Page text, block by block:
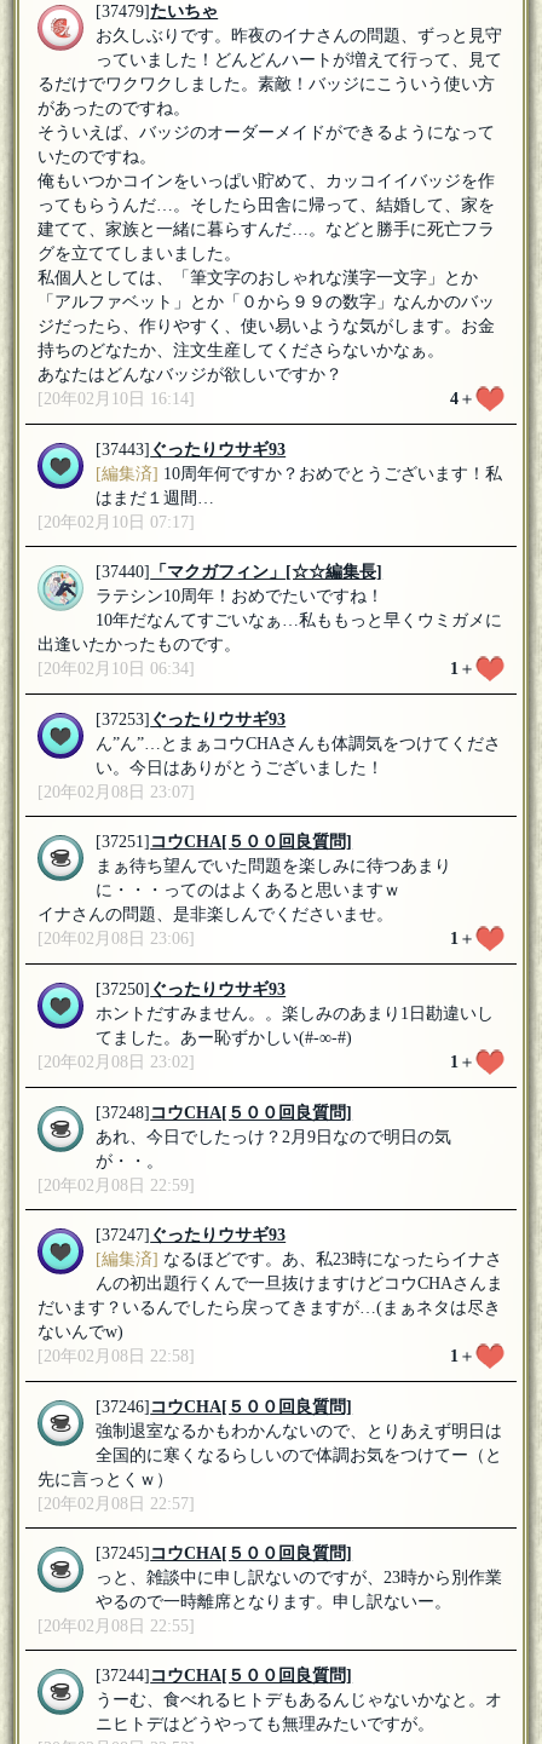
[37479]たいちゃ
お久しぶりです。昨夜のイナさんの問題、ずっと見守
っていました！どんどんハートが増えて行って、見て
るだけでワクワクしました。素敵！バッジにこういう使い方
があったのですね。
そういえば、バッジのオーダーメイドができるようになって
いたのですね。
俺もいつかコインをいっぱい貯めて、カッコイイバッジを作
ってもらうんだ…。そしたら田舎に帰って、結婚して、家を
建てて、家族と一緒に暮らすんだ…。などと勝手に死亡フラ
グを立ててしまいました。
私個人としては、「筆文字のおしゃれな漢字一文字」とか
「アルファベット」とか「０から９９の数字」なんかのバッ
ジだったら、作りやすく、使い易いような気がします。お金
持ちのどなたか、注文生産してくださらないかなぁ。
あなたはどんなバッジが欲しいですか？
[20年02月10日 16:14]
4＋
[37443] ぐったりウサギ93
[編集済] 10周年何ですか？おめでとうございます！私
はまだ１週間…
[20年02月10日 07:17]
[37440] 「マクガフィン」 [☆☆編集長]
ラテシン10周年！おめでたいですね！
10年だなんてすごいなぁ…私ももっと早くウミガメに
出逢いたかったものです。
[20年02月10日 06:34]
1＋
[37253] ぐったりウサギ93
ん”ん”…とまぁコウCHAさんも体調気をつけてくださ
い。今日はありがとうございました！
[20年02月08日 23:07]
[37251]コウCHA[５００回良質問]
まぁ待ち望んでいた問題を楽しみに待つあまり
に・・・ってのはよくあると思いますｗ
イナさんの問題、是非楽しんでくださいませ。
[20年02月08日 23:06]
1＋
[37250] ぐったりウサギ93
ホントだすみません。。楽しみのあまり1日勘違いし
てました。あー恥ずかしい(#-∞-#)
[20年02月08日 23:02]
1＋
[37248]コウCHA[５００回良質問]
あれ、今日でしたっけ？2月9日なので明日の気
が・・。
[20年02月08日 22:59]
[37247] ぐったりウサギ93
[編集済] なるほどです。あ、私23時になったらイナさ
んの初出題行くんで一旦抜けますけどコウCHAさんま
だいます？いるんでしたら戻ってきますが…(まぁネタは尽き
ないんでw)
[20年02月08日 22:58]
1＋
[37246]コウCHA[５００回良質問]
強制退室なるかもわかんないので、とりあえず明日は
全国的に寒くなるらしいので体調お気をつけてー（と
先に言っとくｗ）
[20年02月08日 22:57]
[37245]コウCHA[５００回良質問]
っと、雑談中に申し訳ないのですが、23時から別作業
やるので一時離席となります。申し訳ないー。
[20年02月08日 22:55]
[37244]コウCHA[５００回良質問]
うーむ、食べれるヒトデもあるんじゃないかなと。オ
ニヒトデはどうやっても無理みたいですが。